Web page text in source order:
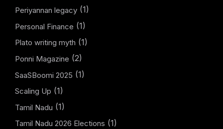
Periyannan legacy (1)
Personal Finance (1)
Plato writing myth (1)
Ponni Magazine (2)
SaaSBoomi 2025 (1)
Scaling Up (1)
Tamil Nadu (1)
Tamil Nadu 2026 Elections (1)